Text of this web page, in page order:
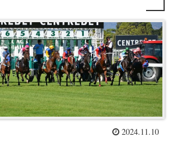
2024.11.10